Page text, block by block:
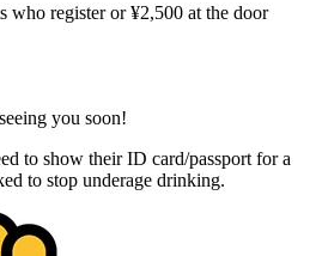
who register or ¥2,500 at the door
you soon!
to show their ID card/passport for a
to stop underage drinking.